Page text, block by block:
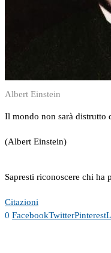
Albert Einstein
Il mondo non sarà distrutto
(Albert Einstein)
Sapresti riconoscere chi
Citazioni
0 FacebookTwitterPinterest